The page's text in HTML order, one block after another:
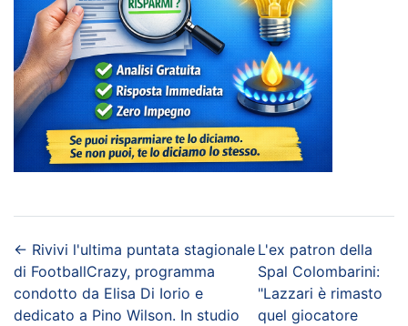
← Rivivi l'ultima puntata stagionale
di FootballCrazy, programma
condotto da Elisa Di Iorio e
dedicato a Pino Wilson. In studio
L'ex patron della
Spal Colombarini:
"Lazzari è rimasto
quel giocatore